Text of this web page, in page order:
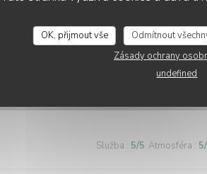
OK, přijmout vše Odmítnout
Zásady ochrany
undefined
Služba:5/5 Atmosféra:5
Služba : 5/5 Atmosféra : 5